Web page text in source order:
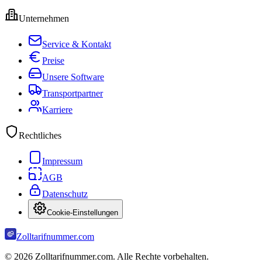
Unternehmen
Service & Kontakt
Preise
Unsere Software
Transportpartner
Karriere
Rechtliches
Impressum
AGB
Datenschutz
Cookie-Einstellungen
Zolltarifnummer.com
© 2026 Zolltarifnummer.com. Alle Rechte vorbehalten.